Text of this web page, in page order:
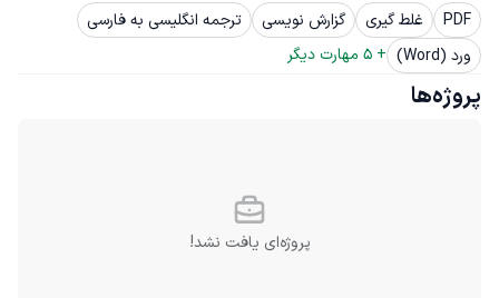
PDF
غلط گیری گزارش نویسی
ترجمه انگلیسی به فارسی
ورد (Word)
+
5 مهارت دیگر
پروژه‌ها
پروژه‌ای یافت نشد!